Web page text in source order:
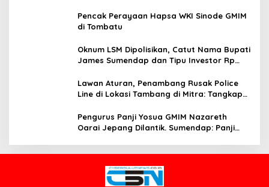
Pencak Perayaan Hapsa WKI Sinode GMIM
di Tombatu
Oknum LSM Dipolisikan, Catut Nama Bupati
James Sumendap dan Tipu Investor Rp
Lawan Aturan, Penambang Rusak Police
Line di Lokasi Tambang di Mitra: Tangkap
Pengurus Panji Yosua GMIM Nazareth
Oarai Jepang Dilantik. Sumendap: Panji